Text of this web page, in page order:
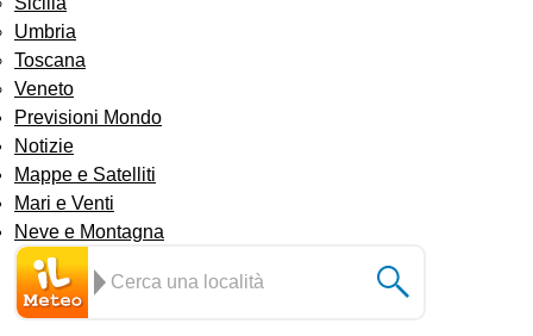
Umbria
Toscana
Veneto
Previsioni Mondo
Notizie
Mappe e Satelliti
Mari e Venti
Neve e Montagna